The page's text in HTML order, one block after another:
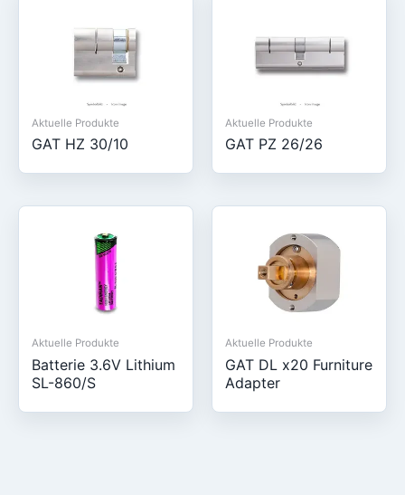
Aktuelle Produkte
GAT HZ 30/10
Aktuelle Produkte
GAT PZ 26/26
Aktuelle Produkte
Batterie 3.6V Lithium
SL-860/S
Aktuelle Produkte
GAT DL x20 Furniture
Adapter